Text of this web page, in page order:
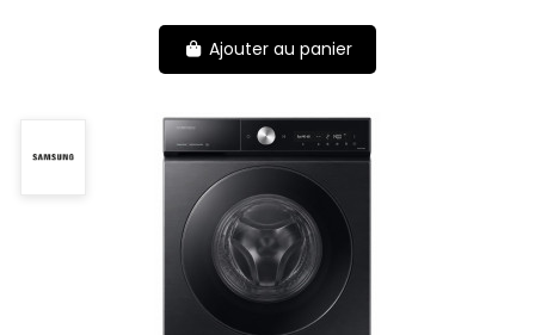
Ajouter au panier